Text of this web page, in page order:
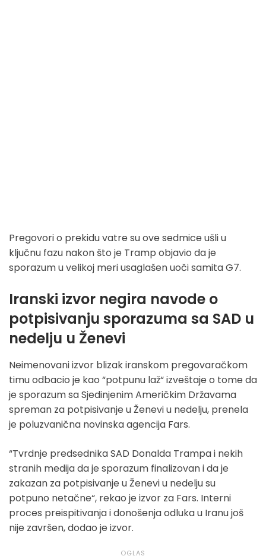
Pregovori o prekidu vatre su ove sedmice ušli u
ključnu fazu nakon što je Tramp objavio da je
sporazum u velikoj meri usaglašen uoči samita G7.
Iranski izvor negira navode o
potpisivanju sporazuma sa SAD u
nedelju u Ženevi
Neimenovani izvor blizak iranskom pregovaračkom
timu odbacio je kao “potpunu laž“ izveštaje o tome da
je sporazum sa Sjedinjenim Američkim Državama
spreman za potpisivanje u Ženevi u nedelju, prenela
je poluzvanična novinska agencija Fars.
“Tvrdnje predsednika SAD Donalda Trampa i nekih
stranih medija da je sporazum finalizovan i da je
zakazan za potpisivanje u Ženevi u nedelju su
potpuno netačne“, rekao je izvor za Fars. Interni
proces preispitivanja i donošenja odluka u Iranu još
nije završen, dodao je izvor.